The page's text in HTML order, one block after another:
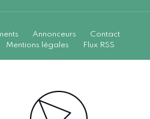
Annonceurs
Contact
Mentions légales Flux RSS